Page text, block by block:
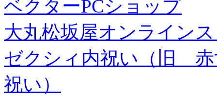
ベクターPCショップ
大丸松坂屋オンライン
ゼクシィ内祝い（旧 赤
祝い）